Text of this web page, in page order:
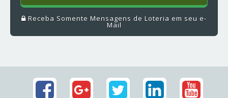
Receba Somente Mensagens de Loteria em seu e-
Mail